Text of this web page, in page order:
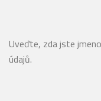
Uveďte, zda jste
údajů.